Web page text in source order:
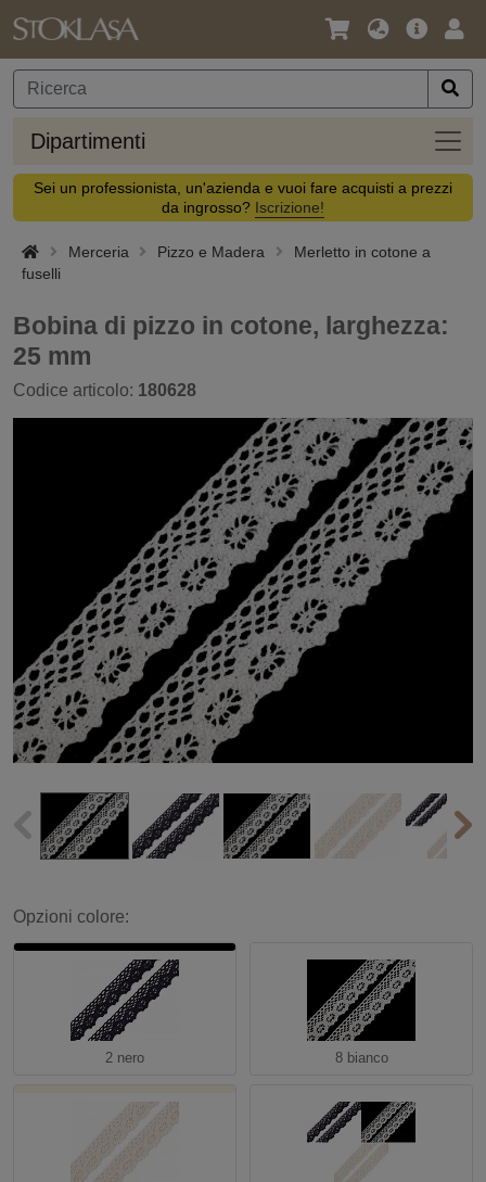
Lingua
Valuta
Offerta
Dipartimenti
Sei un professionista, un'azienda e vuoi fare acquisti a prezzi
da ingrosso? Iscrizione!
Merceria Pizzo e Madera
Merletto in cotone a
fuselli
Bobina di pizzo in cotone, larghezza:
25 mm
Codice articolo: 180628
Opzioni colore:
2 nero 8 bianco